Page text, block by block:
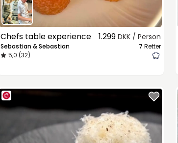
Chefs table experience
Sebastian & Sebastian
5,0 (32)
1.299 DKK / Person
7 Retter